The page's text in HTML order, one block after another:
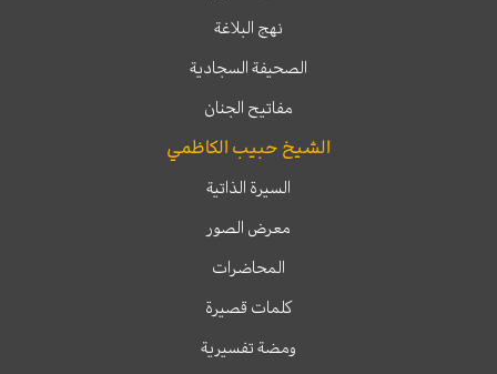
نهج البلاغة
الصحيفة السجادية
مفاتيح الجنان
الشيخ حبيب الكاظمي
السيرة الذاتية
معرض الصور
المحاضرات
كلمات قصيرة
ومضة تفسيرية